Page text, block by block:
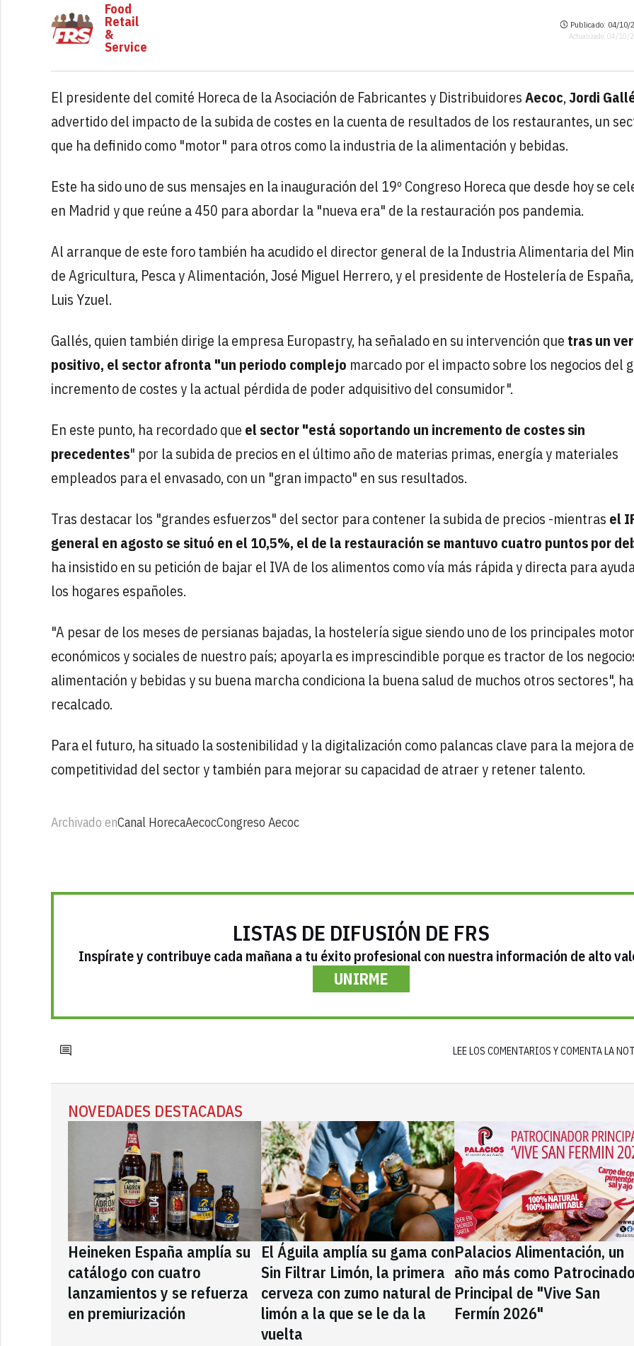
Food
Retail
&
Service
Publicado: 04/10/
Actualizado: 04/10/
El presidente del comité Horeca de la Asociación de Fabricantes y DistribuidoresAecoc,Jordi
advertido del impacto de la subida de costes en la cuenta de resultados de los restaurantes, un
que ha definido como "motor" para otros como la industria de la alimentación y bebidas.
Este ha sido uno de sus mensajes en la inauguración del 19º Congreso Horeca que desde hoy se
en Madrid y que reúne a 450 para abordar la "nueva era" de la restauración pos pandemia.
Al arranque de este foro también ha acudido el director general de la Industria Alimentaria del
de Agricultura, Pesca y Alimentación, José Miguel Herrero, y el presidente de Hostelería de
Luis Yzuel.
Gallés, quien también dirige la empresa Europastry, ha señalado en su intervención que tras un
positivo, el sector afronta "un periodo complejo marcado por el impacto sobre los negocios del
incremento de costes y la actual pérdida de poder adquisitivo del consumidor".
En este punto, ha recordado que el sector "está soportando un incremento de costes sin
precedentes" por la subida de precios en el último año de materias primas, energía y materiales
empleados para el envasado, con un "gran impacto" en sus resultados.
Tras destacar los "grandes esfuerzos" del sector para contener la subida de precios -mientras el
general en agosto se situó en el 10,5%, el de la restauración se mantuvo cuatro puntos por
ha insistido en su petición de bajar el IVA de los alimentos como vía más rápida y directa para
los hogares españoles.
"A pesar de los meses de persianas bajadas, la hostelería sigue siendo uno de los principales
económicos y sociales de nuestro país; apoyarla es imprescindible porque es tractor de los
alimentación y bebidas y su buena marcha condiciona la buena salud de muchos otros sectores", ha
recalcado.
Para el futuro, ha situado la sostenibilidad y la digitalización como palancas clave para la mejora
competitividad del sector y también para mejorar su capacidad de atraer y retener talento.
Archivado enCanal HorecaAecocCongreso Aecoc
LISTAS DE DIFUSIÓN DE FRS
Inspírate y contribuye cada mañana a tu éxito profesional con nuestra información de alto
UNIRME
LEE LOS COMENTARIOS Y COMENTA LA
NOVEDADES DESTACADAS
Heineken España amplía su
catálogo con cuatro
lanzamientos y se refuerza
en premiurización
El Águila amplía su gama con
Sin Filtrar Limón, la primera
cerveza con zumo natural de
limón a la que se le da la
vuelta
Palacios Alimentación, un
año más como
Principal de "Vive San
Fermín 2026"